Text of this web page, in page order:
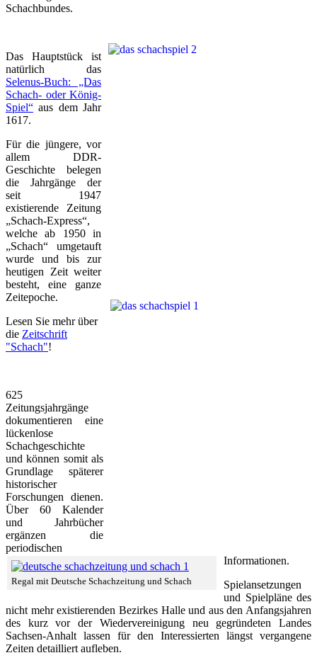
Schachbundes.
Das Hauptstück ist
natürlich das
Selenus-Buch: „Das
Schach- oder König-
Spiel“ aus dem Jahr
1617.
Regal mit Deutsche Schachzeitung und Schach
Für die jüngere, vor
allem DDR-
Geschichte belegen
die Jahrgänge der
seit 1947
existierende Zeitung
„Schach-Express“,
welche ab 1950 in
„Schach“ umgetauft
wurde und bis zur
heutigen Zeit weiter
besteht, eine ganze
Zeitepoche.
Lesen Sie mehr über
die Zeitschrift
"Schach"!
625
Zeitungsjahrgänge
dokumentieren eine
lückenlose
Schachgeschichte
und können somit als
Grundlage späterer
historischer
Forschungen dienen.
Über 60 Kalender
und Jahrbücher
ergänzen die
periodischen
Informationen.
Spielansetzungen
und Spielpläne des
nicht mehr existierenden Bezirkes Halle und aus den Anfangsjahren
des kurz vor der Wiedervereinigung neu gegründeten Landes
Sachsen-Anhalt lassen für den Interessierten längst vergangene
Zeiten detailliert aufleben.